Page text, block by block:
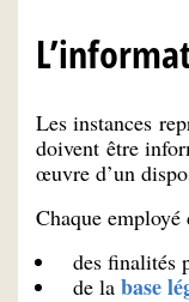
Les instances
doivent être
œuvre d’un
Chaque
des finalités
de la base